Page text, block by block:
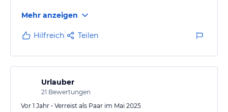
Mehr anzeigen
Hilfreich Teilen
Urlauber
21 Bewertungen
Vor 1 Jahr • Verreist als Paar im Mai 2025